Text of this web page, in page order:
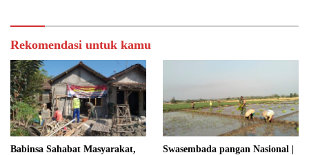
Rekomendasi untuk kamu
Babinsa Sahabat Masyarakat,
Swasembada pangan Nasional |